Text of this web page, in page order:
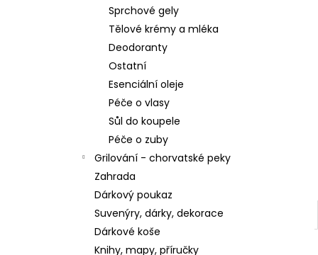
Sprchové gely
Tělové krémy a mléka
Deodoranty
Ostatní
Esenciální oleje
Péče o vlasy
Sůl do koupele
Péče o zuby
Grilování - chorvatské peky
Zahrada
Dárkový poukaz
Suvenýry, dárky, dekorace
Dárkové koše
Knihy, mapy, příručky